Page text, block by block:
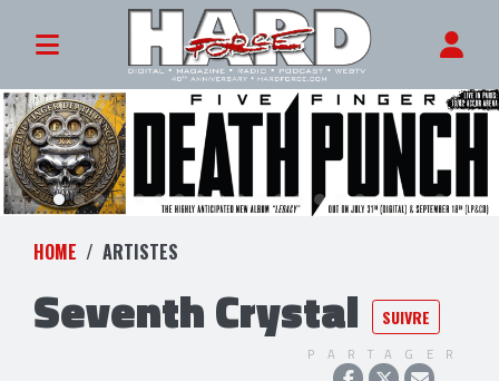
HOME ARTISTES
Seventh Crystal SUIVRE
PARTAGER